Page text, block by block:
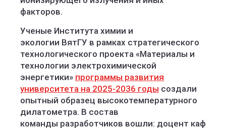
факторов.
Ученые Института химии и
экологии ВятГУ в рамках стратегического
технологического проекта «Материалы и
технологии электрохимической
энергетики» программы развития
университета на 2025-2036 годы создали
опытный образец высокотемпературного
дилатометра. В состав
команды разработчиков вошли: доцент каф